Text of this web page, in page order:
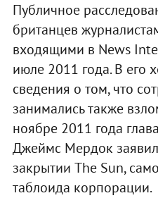
Публичное
британцев
входящими в News
июле 2011 года. В его
сведения о том, что
занимались также
ноябре 2011 года
Джеймс Мердок
закрытии The Sun,
таблоида корпорации.